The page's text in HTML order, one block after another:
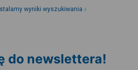
wyniki wyszukiwania
do newslettera!